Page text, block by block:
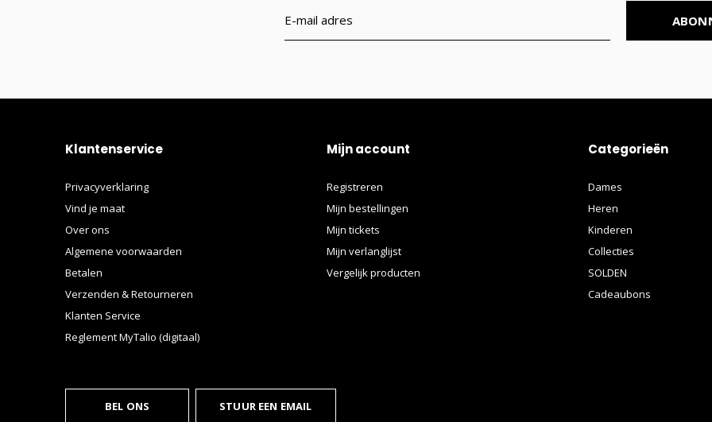
Klantenservice
Privacyverklaring
Vind je maat
Over ons
Algemene voorwaarden
Betalen
Verzenden & Retourneren
Klanten Service
Reglement MyTalio (digitaal)
Mijn account
Registreren
Mijn bestellingen
Mijn tickets
Mijn verlanglijst
Vergelijk producten
Categorieën
Dames
Heren
Kinderen
Collecties
SOLDEN
Cadeaubons
BEL ONS STUUR EEN EMAIL